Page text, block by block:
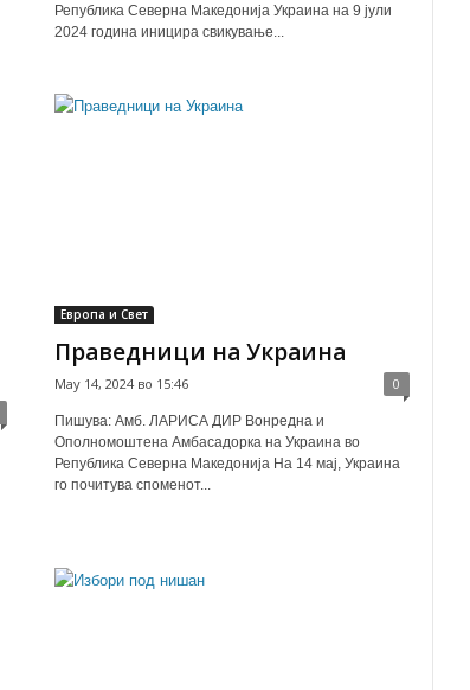
Република Северна Македонија Украина на 9 јули
2024 година иницира свикување...
Европа и Свет
Праведници на Украина
May 14, 2024 во 15:46 0
Пишува: Амб. ЛАРИСА ДИР Вонредна и
Ополномоштена Амбасадорка на Украина во
Република Северна Македонија На 14 мај, Украина
го почитува споменот...